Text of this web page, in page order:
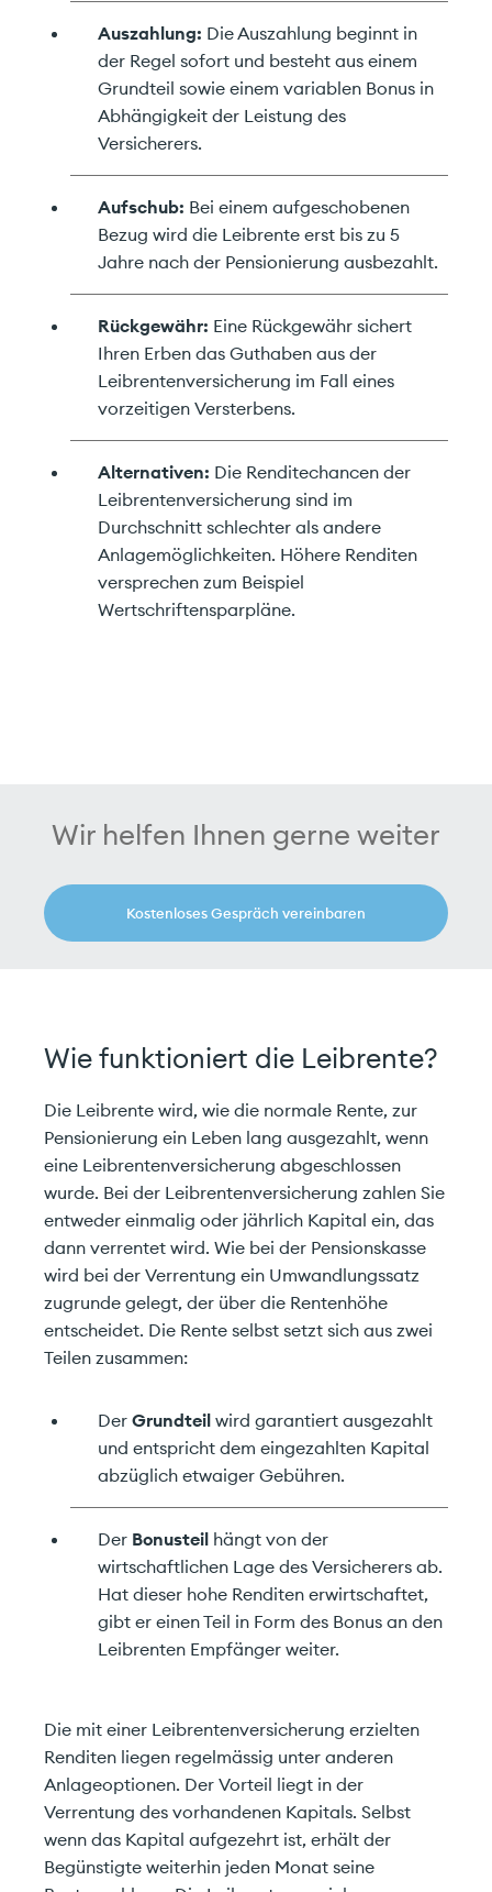
Auszahlung: Die Auszahlung beginnt in
der Regel sofort und besteht aus einem
Grundteil sowie einem variablen Bonus in
Abhängigkeit der Leistung des
Versicherers.
Aufschub: Bei einem aufgeschobenen
Bezug wird die Leibrente erst bis zu 5
Jahre nach der Pensionierung ausbezahlt.
Rückgewähr: Eine Rückgewähr sichert
Ihren Erben das Guthaben aus der
Leibrentenversicherung im Fall eines
vorzeitigen Versterbens.
Alternativen: Die Renditechancen der
Leibrentenversicherung sind im
Durchschnitt schlechter als andere
Anlagemöglichkeiten. Höhere Renditen
versprechen zum Beispiel
Wertschriftensparpläne.
Wir helfen Ihnen gerne weiter
Kostenloses Gespräch vereinbaren
Wie funktioniert die Leibrente?
Die Leibrente wird, wie die normale Rente, zur
Pensionierung ein Leben lang ausgezahlt, wenn
eine Leibrentenversicherung abgeschlossen
wurde. Bei der Leibrentenversicherung zahlen Sie
entweder einmalig oder jährlich Kapital ein, das
dann verrentet wird. Wie bei der Pensionskasse
wird bei der Verrentung ein Umwandlungssatz
zugrunde gelegt, der über die Rentenhöhe
entscheidet. Die Rente selbst setzt sich aus zwei
Teilen zusammen:
Der Grundteil wird garantiert ausgezahlt
und entspricht dem eingezahlten Kapital
abzüglich etwaiger Gebühren.
Der Bonusteil hängt von der
wirtschaftlichen Lage des Versicherers ab.
Hat dieser hohe Renditen erwirtschaftet,
gibt er einen Teil in Form des Bonus an den
Leibrenten Empfänger weiter.
Die mit einer Leibrentenversicherung erzielten
Renditen liegen regelmässig unter anderen
Anlageoptionen. Der Vorteil liegt in der
Verrentung des vorhandenen Kapitals. Selbst
wenn das Kapital aufgezehrt ist, erhält der
Begünstigte weiterhin jeden Monat seine